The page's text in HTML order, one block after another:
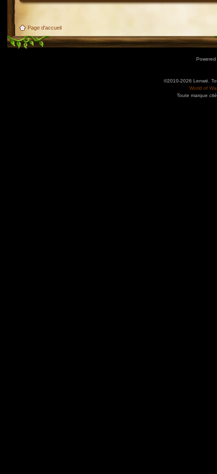
Page d'accueil
©2010-2026 Lenwë.
World of
Toute marque